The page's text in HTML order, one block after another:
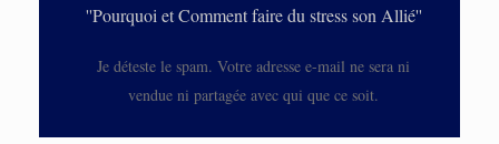
''Pourquoi et Comment faire du stress son Allié''
Je déteste le spam. Votre adresse e-mail ne sera ni
vendue ni partagée avec qui que ce soit.